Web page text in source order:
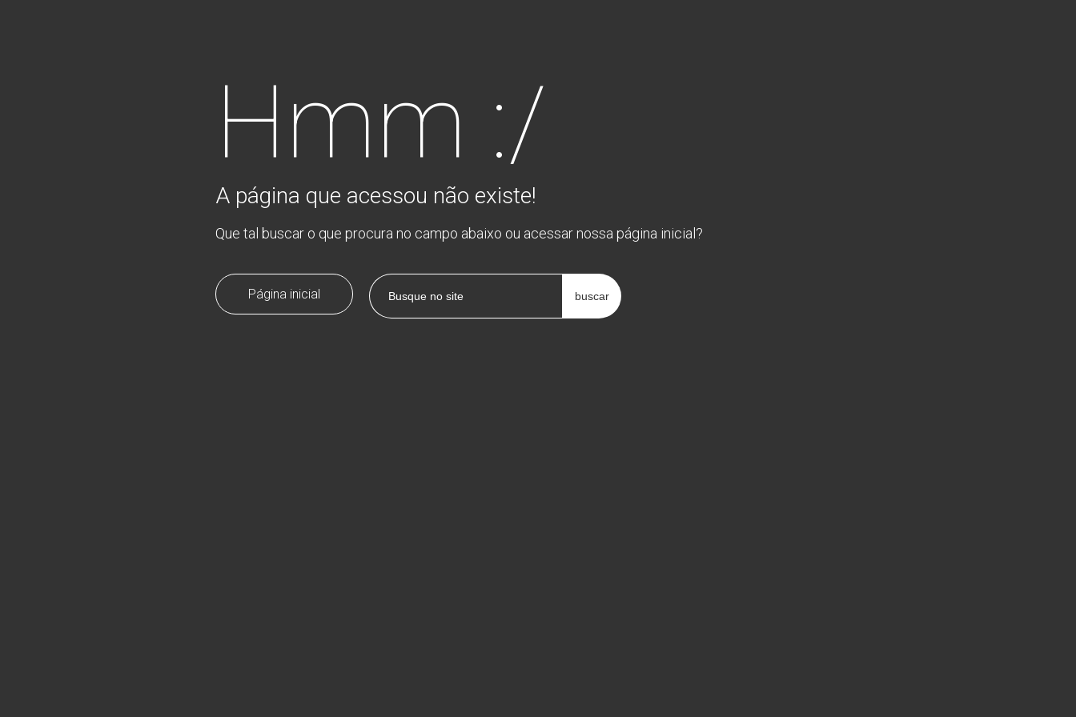
Hmm :/
A página que acessou não existe!
Que tal buscar o que procura no campo abaixo ou acessar nossa página inicial?
Página inicial